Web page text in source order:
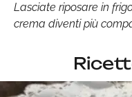
Lasciate riposare in
crema diventi più